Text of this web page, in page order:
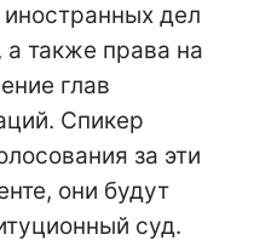
дел
также права на
глав
Спикер
за эти
они будут
суд.